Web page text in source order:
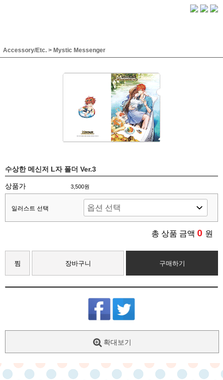
Accessory/Etc. > Mystic Messenger
수상한 메신저 L자 폴더 Ver.3
상품가 3,500원
일러스트 선택
총 상품 금액 0 원
찜 장바구니 구매하기
확대보기